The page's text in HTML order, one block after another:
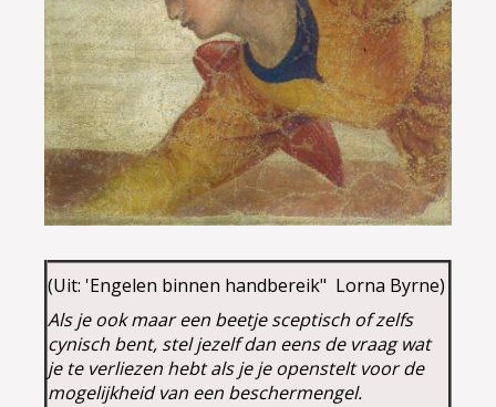
(Uit: 'Engelen binnen handbereik" Lorna Byrne)
Als je ook maar een beetje sceptisch of zelfs
cynisch bent, stel jezelf dan eens de vraag wat
je te verliezen hebt als je je openstelt voor de
mogelijkheid van een beschermengel.